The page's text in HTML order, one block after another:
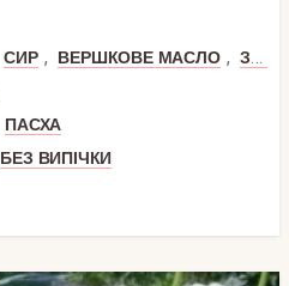
СИР , ВЕРШКОВЕ МАСЛО , ЗГУЩЕНЕ МОЛОКО
ПАСХА
БЕЗ ВИПІЧКИ